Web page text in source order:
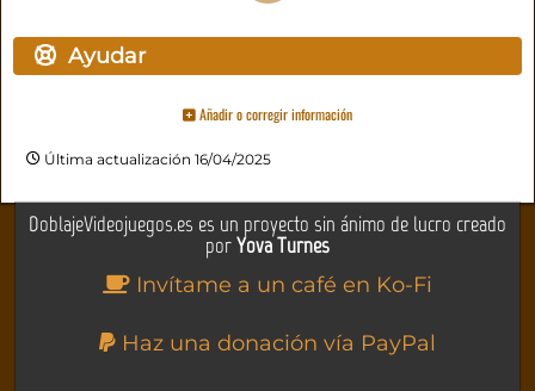
Ayudar
Añadir o corregir información
Última actualización 16/04/2025
DoblajeVideojuegos.es es un proyecto sin ánimo de lucro creado
porYova Turnes
Invítame a un café en Ko-Fi
Haz una donación vía PayPal